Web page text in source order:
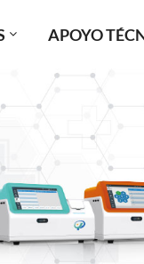
APOYO